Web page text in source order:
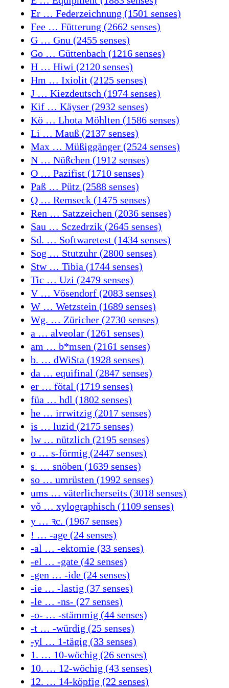
Er … Federzeichnung (1501 senses)
Fee … Fütterung (2662 senses)
G … Gnu (2455 senses)
Go … Güttenbach (1216 senses)
H … Hiwi (2120 senses)
Hm … Ixiolit (2125 senses)
J … Kiezdeutsch (1974 senses)
Kif … Käyser (2932 senses)
Kö … Lhota Möhlten (1586 senses)
Li … Mauß (2137 senses)
Max … Müßiggänger (2524 senses)
N … Nüßchen (1912 senses)
O … Pazifist (1710 senses)
Paß … Pütz (2588 senses)
Q … Remseck (1475 senses)
Ren … Satzzeichen (2036 senses)
Sau … Sczedrzik (2645 senses)
Sd. … Softwaretest (1434 senses)
Sog … Stutzuhr (2800 senses)
Stw … Tibia (1744 senses)
Tic … Uzi (2479 senses)
V … Vösendorf (2083 senses)
W … Wetzstein (1689 senses)
Wg. … Züricher (2730 senses)
a … alveolar (1261 senses)
am … b*msen (2161 senses)
b. … dWiSta (1928 senses)
da … equifinal (2847 senses)
er … fötal (1719 senses)
füa … hdl (1802 senses)
he … irrwitzig (2017 senses)
is … luzid (2175 senses)
lw … nützlich (2195 senses)
o … s-förmig (2447 senses)
s. … snöben (1639 senses)
so … umrüsten (1992 senses)
ums … väterlicherseits (3018 senses)
võ … xylographisch (1109 senses)
y … ꝛc. (1967 senses)
! … -age (24 senses)
-al … -ektomie (33 senses)
-el … -gate (42 senses)
-gen … -ide (24 senses)
-ie … -lastig (37 senses)
-le … -ns- (27 senses)
-o- … -stämmig (44 senses)
-t … -würdig (25 senses)
-yl … 1-tägig (33 senses)
1. … 10-wöchig (26 senses)
10. … 12-wöchig (43 senses)
12. … 14-köpfig (22 senses)